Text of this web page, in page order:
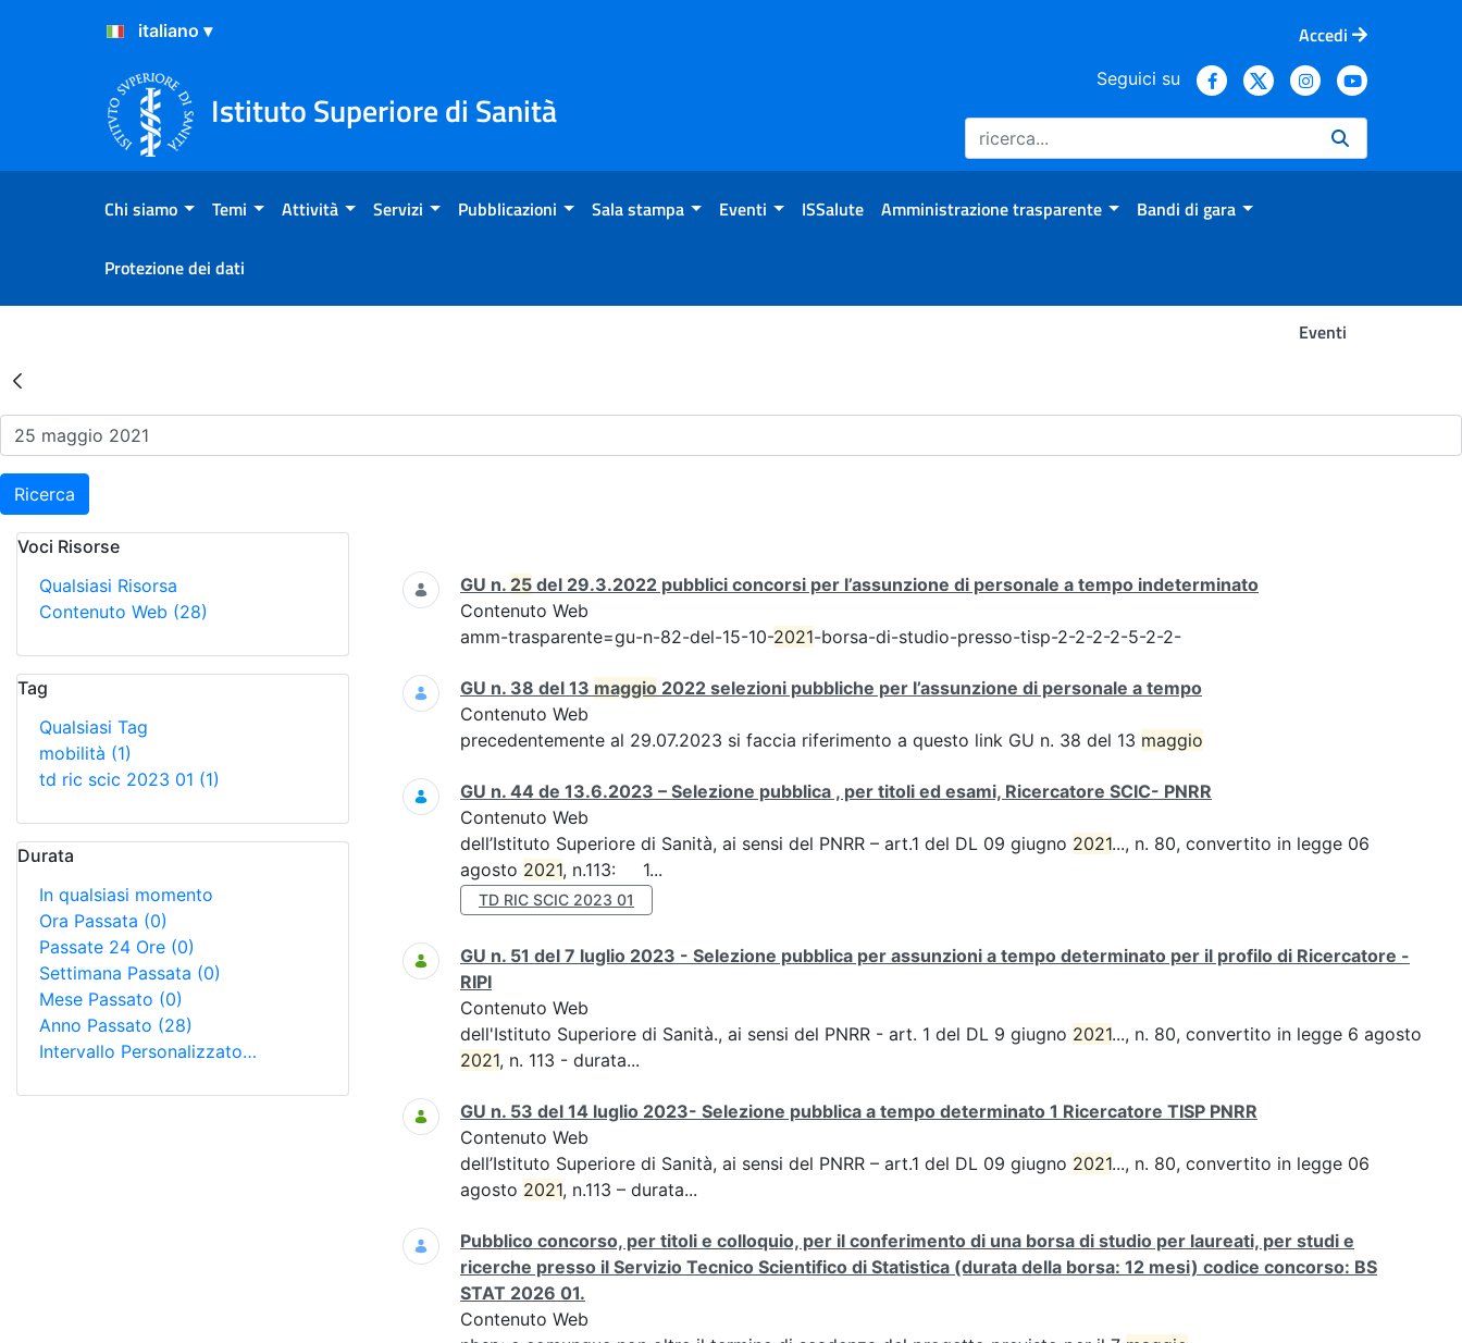
Salta al Contenuto
Salta al Footer
Accedi
Istituto Superiore di Sanità
Seguici su
Chi siamo Temi Attività Servizi Pubblicazioni Sala stampa Eventi ISSalute Amministrazione trasparente Bandi di gara
Protezione dei dati
Eventi
Risultati della Ricerca - Eventi
Ricerca
Voci Risorse
Qualsiasi Risorsa
Contenuto Web (28)
Tag
Qualsiasi Tag
mobilità (1)
td ric scic 2023 01 (1)
Durata
In qualsiasi momento
Ora Passata (0)
Passate 24 Ore (0)
Settimana Passata (0)
Mese Passato (0)
Anno Passato (28)
Intervallo Personalizzato…
Ricerca
GU n. 25 del 29.3.2022 pubblici concorsi per l’assunzione di personale a tempo indeterminato
Contenuto Web
amm-trasparente=gu-n-82-del-15-10-2021-borsa-di-studio-presso-tisp-2-2-2-2-5-2-2-
GU n. 38 del 13 maggio 2022 selezioni pubbliche per l’assunzione di personale a tempo
Contenuto Web
precedentemente al 29.07.2023 si faccia riferimento a questo link GU n. 38 del 13 maggio
GU n. 44 de 13.6.2023 – Selezione pubblica , per titoli ed esami, Ricercatore SCIC- PNRR
Contenuto Web
dell’Istituto Superiore di Sanità, ai sensi del PNRR – art.1 del DL 09 giugno 2021..., n. 80, convertito in legge 06
agosto 2021, n.113: 1...
TD RIC SCIC 2023 01
GU n. 51 del 7 luglio 2023 - Selezione pubblica per assunzioni a tempo determinato per il profilo di Ricercatore -
RIPI
Contenuto Web
dell'Istituto Superiore di Sanità., ai sensi del PNRR - art. 1 del DL 9 giugno 2021..., n. 80, convertito in legge 6 agosto
2021, n. 113 - durata...
GU n. 53 del 14 luglio 2023- Selezione pubblica a tempo determinato 1 Ricercatore TISP PNRR
Contenuto Web
dell’Istituto Superiore di Sanità, ai sensi del PNRR – art.1 del DL 09 giugno 2021..., n. 80, convertito in legge 06
agosto 2021, n.113 – durata...
Pubblico concorso, per titoli e colloquio, per il conferimento di una borsa di studio per laureati, per studi e
ricerche presso il Servizio Tecnico Scientifico di Statistica (durata della borsa: 12 mesi) codice concorso: BS
STAT 2026 01.
Contenuto Web